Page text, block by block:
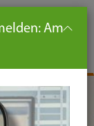
DE
Am